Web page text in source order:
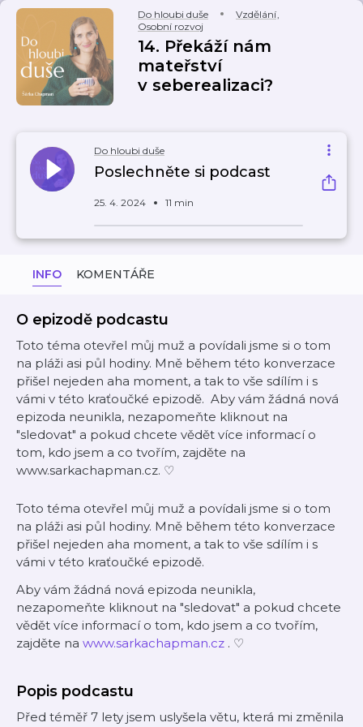
Do hloubi duše Vzdělání,
Osobní rozvoj
14. Překáží nám
mateřství
v seberealizaci?
Do hloubi duše
Poslechněte si podcast
25. 4. 2024 11 min
INFO KOMENTÁŘE
O epizodě podcastu
Toto téma otevřel můj muž a povídali jsme si o tom
na pláži asi půl hodiny. Mně během této konverzace
přišel nejeden aha moment, a tak to vše sdílím i s
vámi v této kraťoučké epizodě. Aby vám žádná nová
epizoda neunikla, nezapomeňte kliknout na
"sledovat" a pokud chcete vědět více informací o
tom, kdo jsem a co tvořím, zajděte na
⁠⁠⁠⁠⁠⁠⁠⁠⁠www.sarkachapman.cz⁠⁠⁠⁠⁠⁠⁠⁠⁠. ♡
Toto téma otevřel můj muž a povídali jsme si o tom
na pláži asi půl hodiny. Mně během této konverzace
přišel nejeden aha moment, a tak to vše sdílím i s
vámi v této kraťoučké epizodě.
Aby vám žádná nová epizoda neunikla,
nezapomeňte kliknout na "sledovat" a pokud chcete
vědět více informací o tom, kdo jsem a co tvořím,
zajděte na ⁠⁠⁠⁠⁠⁠⁠⁠⁠www.sarkachapman.cz⁠⁠⁠⁠⁠⁠⁠⁠⁠ . ♡
Popis podcastu
Před téměř 7 lety jsem uslyšela větu, která mi změnila